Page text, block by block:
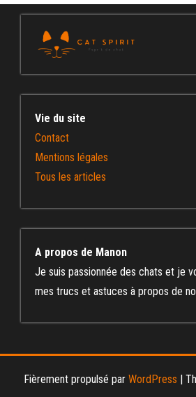
Vie du site
Contact
Mentions légales
Tous les articles
A propos de Manon
Je suis passionnée des chats et je
mes trucs et astuces à propos de
Fièrement propulsé par WordPress